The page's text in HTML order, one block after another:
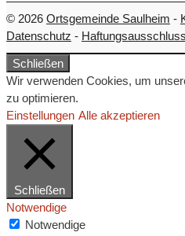
© 2026 Ortsgemeinde Saulheim -
Datenschutz - Haftungsausschluss
Schließen
Wir verwenden Cookies, um
zu optimieren.
Einstellungen Alle akzeptieren
Schließen
Notwendige
Notwendige